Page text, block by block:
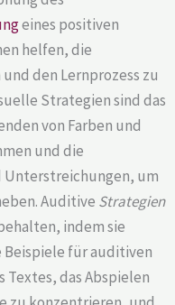
eines positiven
helfen, die
den Lernprozess zu
Strategien sind das
von Farben und
und die
Unterstreichungen, um
Auditive Strategien
indem sie
Beispiele für auditiven
Textes, das Abspielen